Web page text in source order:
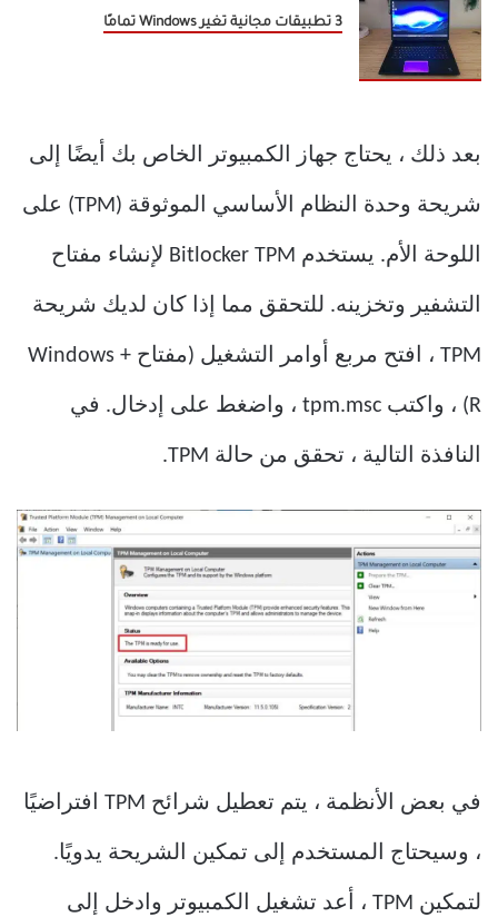
3 تطبيقات مجانية تغير Windows تمامًا
بعد ذلك ، يحتاج جهاز الكمبيوتر الخاص بك أيضًا إلى
شريحة وحدة النظام الأساسي الموثوقة (TPM) على
اللوحة الأم. يستخدم Bitlocker TPM لإنشاء مفتاح
التشفير وتخزينه. للتحقق مما إذا كان لديك شريحة
TPM ، افتح مربع أوامر التشغيل (مفتاح Windows +
R) ، واكتب tpm.msc ، واضغط على إدخال. في
النافذة التالية ، تحقق من حالة TPM.
في بعض الأنظمة ، يتم تعطيل شرائح TPM افتراضيًا
، وسيحتاج المستخدم إلى تمكين الشريحة يدويًا.
لتمكين TPM ، أعد تشغيل الكمبيوتر وادخل إلى